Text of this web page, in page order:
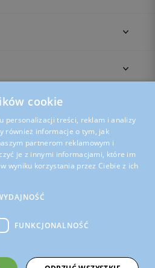
Ustawienia plików cookies
cookie
personalizacji treści, reklam i analizy
również informacje o tym, jak
partnerom reklamowym i
je z innymi informacjami, które im
wyniku korzystania przez Ciebie z ich
FUNKCJONALNOŚĆ